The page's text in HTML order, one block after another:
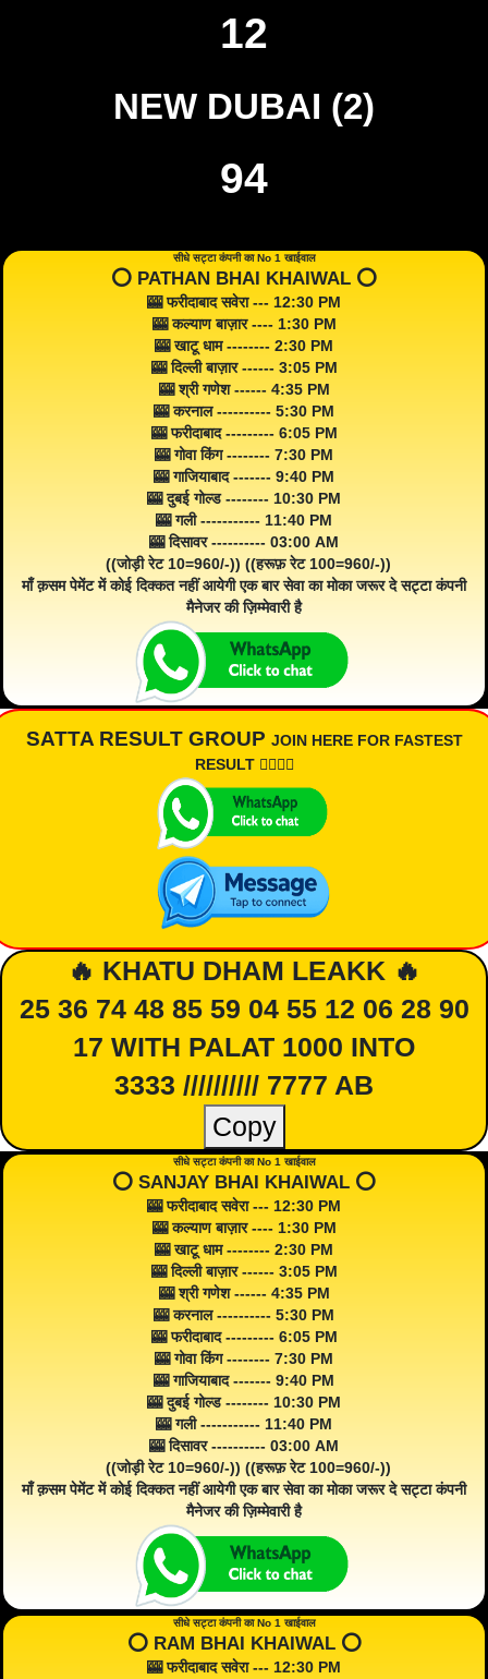
12
NEW DUBAI (2)
94
सीधे सट्टा कंपनी का No 1 खाईवाल
⭕️ PATHAN BHAI KHAIWAL ⭕️
🎰 फरीदाबाद सवेरा --- 12:30 PM
🎰 कल्याण बाज़ार ---- 1:30 PM
🎰 खाटू धाम -------- 2:30 PM
🎰 दिल्ली बाज़ार ------ 3:05 PM
🎰 श्री गणेश ------ 4:35 PM
🎰 करनाल ---------- 5:30 PM
🎰 फरीदाबाद --------- 6:05 PM
🎰 गोवा किंग -------- 7:30 PM
🎰 गाजियाबाद ------- 9:40 PM
🎰 दुबई गोल्ड -------- 10:30 PM
🎰 गली ----------- 11:40 PM
🎰 दिसावर ---------- 03:00 AM
((जोड़ी रेट 10=960/-)) ((हरूफ़ रेट 100=960/-))
माँ क़सम पेमेंट में कोई दिक्कत नहीं आयेगी एक बार सेवा का मोका जरूर दे सट्टा कंपनी
मैनेजर की ज़िम्मेवारी है
SATTA RESULT GROUP JOIN HERE FOR FASTEST
RESULT 👇🏾👇🏾
🔥 KHATU DHAM LEAKK 🔥
25 36 74 48 85 59 04 55 12 06 28 90
17 WITH PALAT 1000 INTO
3333 ////////// 7777 AB
Copy
सीधे सट्टा कंपनी का No 1 खाईवाल
⭕️ SANJAY BHAI KHAIWAL ⭕️
🎰 फरीदाबाद सवेरा --- 12:30 PM
🎰 कल्याण बाज़ार ---- 1:30 PM
🎰 खाटू धाम -------- 2:30 PM
🎰 दिल्ली बाज़ार ------ 3:05 PM
🎰 श्री गणेश ------ 4:35 PM
🎰 करनाल ---------- 5:30 PM
🎰 फरीदाबाद --------- 6:05 PM
🎰 गोवा किंग -------- 7:30 PM
🎰 गाजियाबाद ------- 9:40 PM
🎰 दुबई गोल्ड -------- 10:30 PM
🎰 गली ----------- 11:40 PM
🎰 दिसावर ---------- 03:00 AM
((जोड़ी रेट 10=960/-)) ((हरूफ़ रेट 100=960/-))
माँ क़सम पेमेंट में कोई दिक्कत नहीं आयेगी एक बार सेवा का मोका जरूर दे सट्टा कंपनी
मैनेजर की ज़िम्मेवारी है
सीधे सट्टा कंपनी का No 1 खाईवाल
⭕️ RAM BHAI KHAIWAL ⭕️
🎰 फरीदाबाद सवेरा --- 12:30 PM